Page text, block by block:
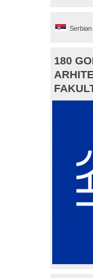
Serbian
180